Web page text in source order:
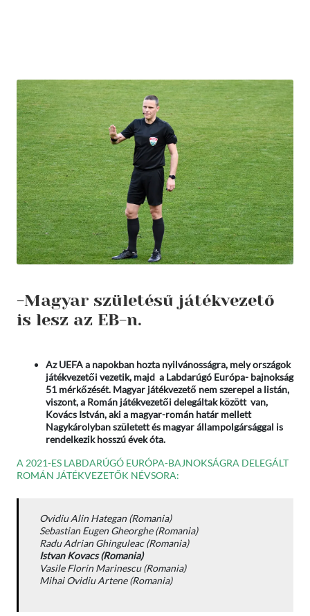
-Magyar születésű játékvezető
is lesz az EB-n.
Az UEFA a napokban hozta nyilvánosságra, mely országok
játékvezetői vezetik, majd a Labdarúgó Európa- bajnokság
51 mérkőzését. Magyar játékvezető nem szerepel a listán,
viszont, a Román játékvezetői delegáltak között van,
Kovács István, aki a magyar-román határ mellett
Nagykárolyban született és magyar állampolgársággal is
rendelkezik hosszú évek óta.
A 2021-ES LABDARÚGÓ EURÓPA-BAJNOKSÁGRA DELEGÁLT
ROMÁN JÁTÉKVEZETŐK NÉVSORA:
Ovidiu Alin Hategan (Romania)
Sebastian Eugen Gheorghe (Romania)
Radu Adrian Ghinguleac (Romania)
Istvan Kovacs (Romania)
Vasile Florin Marinescu (Romania)
Mihai Ovidiu Artene (Romania)